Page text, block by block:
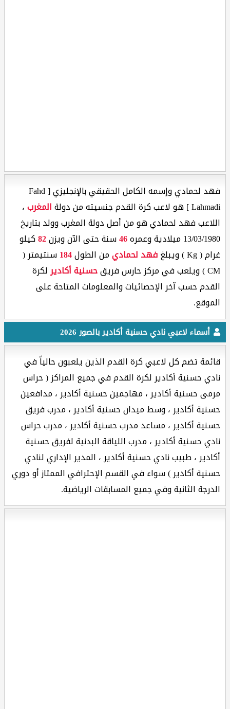
فهد لحمادي وإسمه الكامل الحقيقي بالإنجليزي [ Fahd
Lahmadi ] هو لاعب كرة القدم جنسيته من دولة
المغرب،
اللاعب فهد لحمادي هو من أصل دولة المغرب وولد بتاريخ
13/03/1980 ميلادية وعمره
46سنة حتى الآن ويزن82كيلو
غرام ( Kg ) ويبلغ
فهد لحماديمن الطول184سنتيمتر (
CM ) ويلعب في مركز حارس فريق
حسنية أكاديرلكرة
القدم حسب آخر الإحصائيات والمعلومات المتاحة على
الموقع.
أسماء لاعبي نادي حسنية أكادير بالصور 2026
قائمة تضم كل لاعبي كرة القدم الذين يلعبون حالياً في
نادي حسنية أكادير لكرة القدم في جميع المراكز ( حراس
مرمى حسنية أكادير ، مهاجمين حسنية أكادير ، مدافعين
حسنية أكادير ، وسط ميدان حسنية أكادير ، مدرب فريق
حسنية أكادير ، مساعد مدرب حسنية أكادير ، مدرب حراس
نادي حسنية أكادير ، مدرب اللياقة البدنية لفريق حسنية
أكادير ، طبيب نادي حسنية أكادير ، المدير الإداري لنادي
حسنية أكادير ) سواء في القسم الإحترافي الممتاز أو دوري
الدرجة الثانية وفي جميع المسابقات الرياضية.